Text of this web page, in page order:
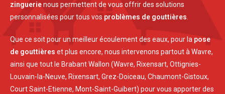
zinguerienous permettent de vous offrir des solutions
personnalisées pour tous vos problèmes de gouttières.
Que ce soit pour un meilleur écoulement des eaux, pour la pose
de gouttières et plus encore, nous intervenons partout à Wavre,
ainsi que tout le Brabant Wallon (Wavre, Rixensart, Ottignies-
Louvain-la-Neuve, Rixensart, Grez-Doiceau, Chaumont-Gistoux,
Court Saint-Etienne, Mont-Saint-Guibert) pour vous apporter des